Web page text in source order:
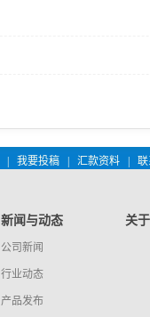
我要投稿 汇款资料
新闻与动态
公司新闻
行业动态
产品发布
关